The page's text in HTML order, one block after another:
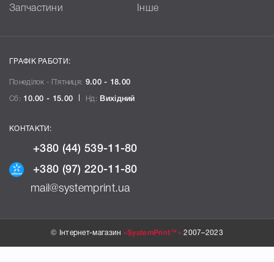
Запчастини Інше
ГРАФІК РАБОТИ:
Понеділок - П`ятниця: 9.00 - 18.00
Сб: 10.00 - 15.00 Нд: Вихідний
КОНТАКТИ:
+380 (44) 539-11-80
+380 (97) 220-11-80
mail@systemprint.ua
© Інтернет-магазин «SystemPrint™» 2007–2023